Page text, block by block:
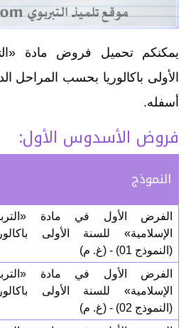
يمكنكم تحميل فروض مادة
الأولى باكالوريا بحسب المراحل
أسفله.
فروض الأسدوس الأول:
النموذج
الفرض الأول في مادة
الإسلامية» للسنة الأولى
(النموذج 01) - (غ. م)
الفرض الأول في مادة
الإسلامية» للسنة الأولى
(النموذج 02) - (غ. م)